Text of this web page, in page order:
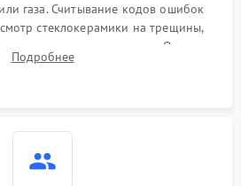
газа. Считывание кодов ошибок
стеклокерамики на трещины,
равномерность нагрева. Опрос
(не включается, не видит посуду,
Подробнее